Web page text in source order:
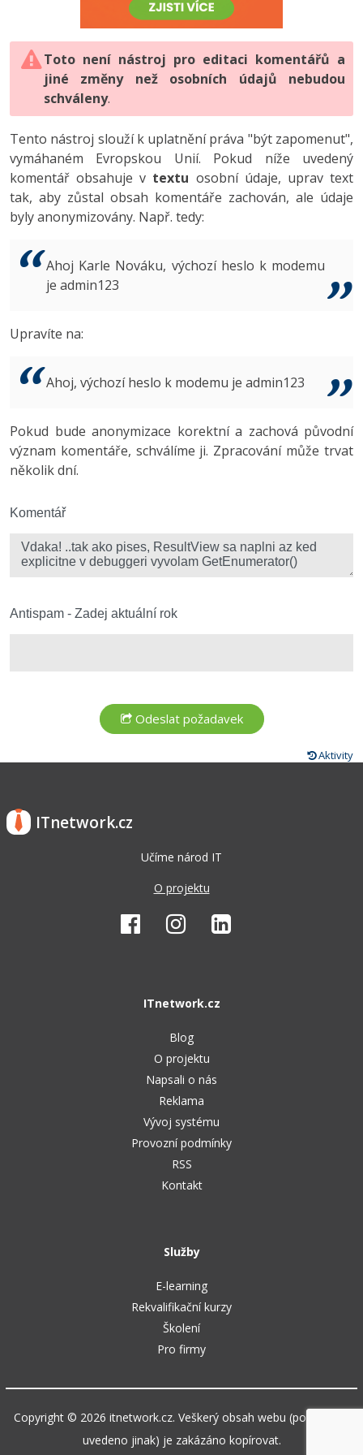
HTML5, CSS3, Bootstrap, SEO
SQL a databáze
Testování a verzování
UML a návrhové vzory
React
Spring
ASP.NET MVC
Best practices
PHP
JavaScript
Python
HTML / CSS
UML a návrhové vzory
MySQL/MariaDB
MS-SQL
Vývojář mobilních aplikací
C# Game developer
Tester
Systémový administrátor
3D grafik
Copywriter
WordPress specialista
-80%
JavaScript -80%
PHP -80%
Swift -80%
Kotlin -80%
VB.NET
Algoritmy -41%
Umělá inteligence (AI) -10%
Fórum
Digitální gramotnost
Marketing
WordPress
SEO
UX
Business
Copywriting
Windows
Kybernetická bezpečnost
Photoshop -80%
Adobe Illustrator -80%
Adobe Lightroom
Adobe XD
Adobe InDesign -25%
Adobe After Effects
Inkscape
Fórum
Toto není nástroj pro editaci komentářů a
jiné změny než osobních údajů nebudou
schváleny.
Tento nástroj slouží k uplatnění práva "být zapomenut",
vymáhaném Evropskou Unií. Pokud níže uvedený
komentář obsahuje v textu osobní údaje, uprav text
tak, aby zůstal obsah komentáře zachován, ale údaje
byly anonymizovány. Např. tedy:
Ahoj Karle Nováku, výchozí heslo k modemu
je admin123
Upravíte na:
Ahoj, výchozí heslo k modemu je admin123
Pokud bude anonymizace korektní a zachová původní
význam komentáře, schválíme ji. Zpracování může trvat
několik dní.
Komentář
Antispam - Zadej aktuální rok
Aktivity
ITnetwork.cz
Učíme národ IT
O projektu
ITnetwork.cz
Blog
O projektu
Napsali o nás
Reklama
Vývoj systému
Provozní podmínky
RSS
Kontakt
Služby
E-learning
Rekvalifikační kurzy
Školení
Pro firmy
Copyright © 2026 itnetwork.cz. Veškerý obsah webu (pokud není
uvedeno jinak) je zakázáno kopírovat.